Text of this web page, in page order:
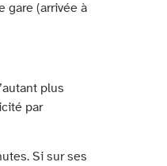
gare (arrivée à
plus
par
Si sur ses